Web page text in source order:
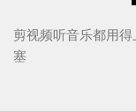
剪视频听音乐都用
塞